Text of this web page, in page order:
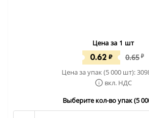
Цена за 1 шт
0.62 ₽ 0.65 ₽
Цена за упак (5 000 шт):
вкл. НДС
Выберите кол-во упак (5